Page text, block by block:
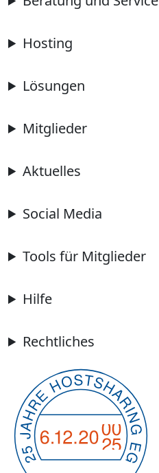
Hosting
Lösungen
Mitglieder
Aktuelles
Social Media
Tools für Mitglieder
Hilfe
Rechtliches